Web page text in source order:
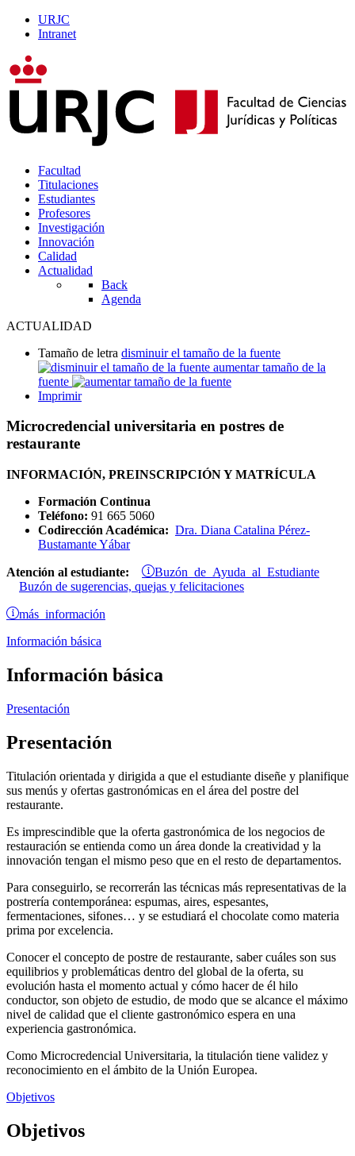
URJC
Intranet
Facultad
Titulaciones
Estudiantes
Profesores
Investigación
Innovación
Calidad
Actualidad
Back
Agenda
ACTUALIDAD
Tamaño de letra disminuir el tamaño de la fuente
aumentar tamaño de la
fuente
Imprimir
Microcredencial universitaria en postres de
restaurante
INFORMACIÓN, PREINSCRIPCIÓN Y MATRÍCULA
Formación Continua
Teléfono: 91 665 5060
Codirección Académica: Dra. Diana Catalina Pérez-
Bustamante Yábar
Atención al estudiante: Buzón de Ayuda al Estudiante
Buzón de sugerencias, quejas y felicitaciones
más información
Información básica
Información básica
Presentación
Presentación
Titulación orientada y dirigida a que el estudiante diseñe y planifique
sus menús y ofertas gastronómicas en el área del postre del
restaurante.
Es imprescindible que la oferta gastronómica de los negocios de
restauración se entienda como un área donde la creatividad y la
innovación tengan el mismo peso que en el resto de departamentos.
Para conseguirlo, se recorrerán las técnicas más representativas de la
postrería contemporánea: espumas, aires, espesantes,
fermentaciones, sifones… y se estudiará el chocolate como materia
prima por excelencia.
Conocer el concepto de postre de restaurante, saber cuáles son sus
equilibrios y problemáticas dentro del global de la oferta, su
evolución hasta el momento actual y cómo hacer de él hilo
conductor, son objeto de estudio, de modo que se alcance el máximo
nivel de calidad que el cliente gastronómico espera en una
experiencia gastronómica.
Como Microcredencial Universitaria, la titulación tiene validez y
reconocimiento en el ámbito de la Unión Europea.
Objetivos
Objetivos